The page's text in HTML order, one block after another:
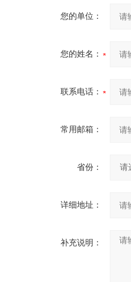
您的单位：
您的姓名：
联系电话：
常用邮箱：
省份：
详细地址：
补充说明：